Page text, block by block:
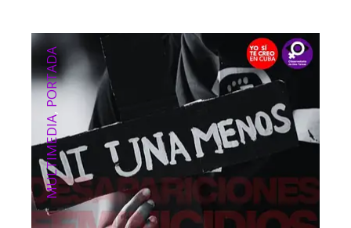
MULTIMEDIA
,
PORTADA